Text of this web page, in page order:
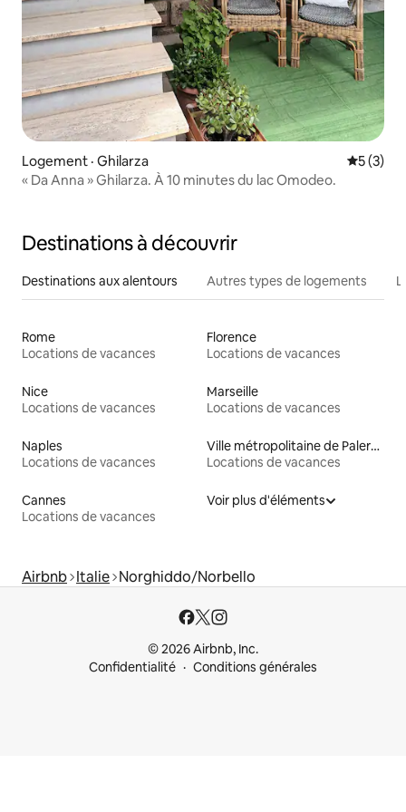
Logement · Ghilarza Note
5 (3)
« Da Anna » Ghilarza. À 10 minutes du lac Omodeo.
Destinations à découvrir
Destinations aux alentours Autres types de logements
Rome
Locations de vacances
Florence
Locations de vacances
Nice
Locations de vacances
Marseille
Locations de vacances
Naples
Locations de vacances
Ville métropolitaine de Palerme
Locations de vacances
Cannes
Locations de vacances
Voir plus d'éléments
Airbnb Italie Norghiddo/Norbello
© 2026 Airbnb, Inc.
Confidentialité
Conditions générales